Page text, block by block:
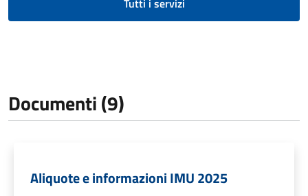
Documenti (9)
Aliquote e informazioni IMU 2025